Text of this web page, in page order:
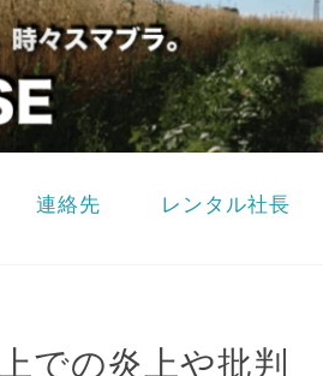
連絡先 レンタル社長
での炎上や批判